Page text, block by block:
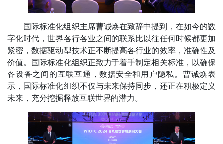
国际标准化组织主席曹诚焕在致辞中提到，在如今的数
字化时代，世界各行各业之间的联系比以往任何时候都更加
紧密，数据驱动型技术正不断提高各行业的效率，准确性及
价值。国际标准化组织正致力于着手制定相关标准，以确保
各设备之间的互联互通，数据安全和用户隐私。曹诚焕表
示，国际标准化组织不仅与未来保持同步，还正在积极定义
未来，充分挖掘释放互联世界的潜力。